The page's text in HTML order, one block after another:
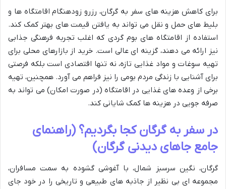
برای کاهش هزینه های سفر به گرگان، رزرو زودهنگام اقامتگاه ها و
بلیط های حمل و نقل می تواند به یافتن قیمت های بهتر کمک کند.
استفاده از اقامتگاه های بوم گردی که اغلب تجربه فرهنگی جذابی
نیز ارائه می دهند، گزینه ای عالی است. خرید از بازارهای محلی برای
تهیه سوغات و مواد غذایی تازه، نه تنها اقتصادی است بلکه فرصتی
برای آشنایی با زندگی مردم بومی را نیز فراهم می آورد. همچنین، تهیه
برخی از وعده های غذایی در اقامتگاه (در صورت امکان) می تواند به
صرفه جویی در هزینه ها کمک شایانی کند.
در سفر به گرگان کجا بگردیم؟ (راهنمای
جامع جاهای دیدنی گرگان)
گرگان، نگین سرسبز شمال، با آغوشی گشوده به سمت مسافران،
مجموعه ای بی نظیر از جاذبه های طبیعی و تاریخی را در خود جای